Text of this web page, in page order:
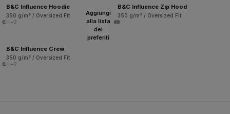
B&C Influence Hoodie
350 g/m² / Oversized Fit
+2
B&C Influence Zip Hood
350 g/m² / Oversized Fit
Aggiungi
alla lista
dei
preferiti
B&C Influence Crew
350 g/m² / Oversized Fit
+2